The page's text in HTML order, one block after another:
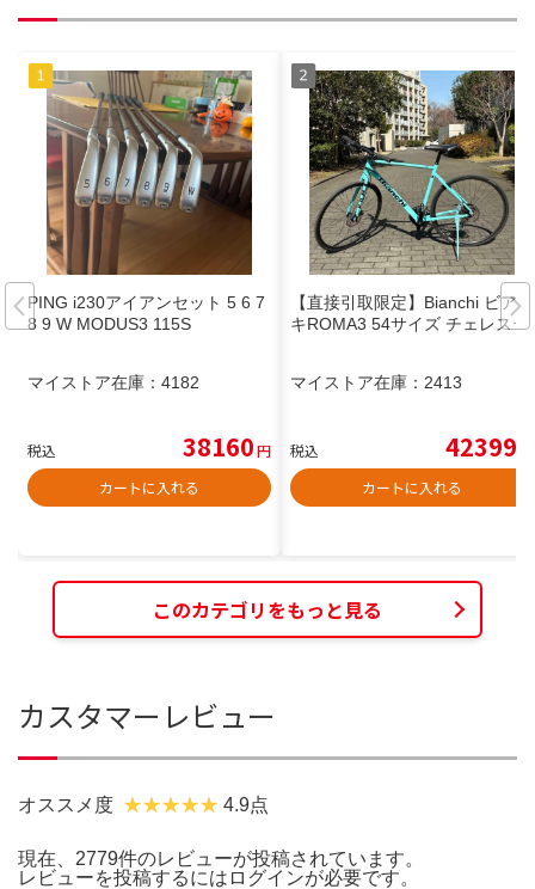
PING i230アイアンセット 5 6 7
8 9 W MODUS3 115S
マイストア在庫： 4182
税込 38160円
カートに入れる
【直接引取限定】Bianchi ビアン
キROMA3 54サイズ チェレステ
マイストア在庫： 2413
税込 42399
カートに入れる
このカテゴリをもっと見る
カスタマーレビュー
オススメ度 4.9点
現在、2779件のレビューが投稿されています。
レビューを投稿するには ログインが必要です。